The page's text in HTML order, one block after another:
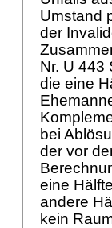
Umstand
der
Nr. U 443
die eine
bei
der vor
eine
andere
kein